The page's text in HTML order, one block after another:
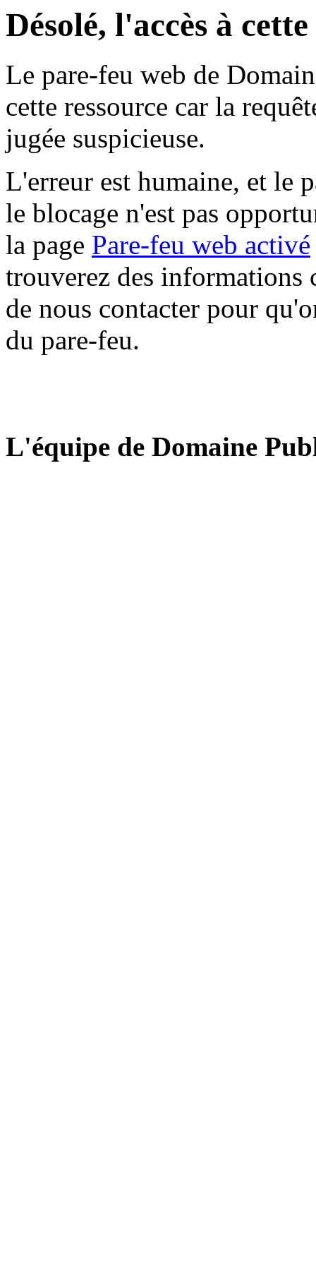
Désolé, l'accès à
Le pare-feu web de
cette ressource car la
jugée suspicieuse.
L'erreur est humaine, et le
le blocage n'est pas
la page Pare-feu web activé
trouverez des informations
de nous contacter pour
du pare-feu.
L'équipe de Domaine